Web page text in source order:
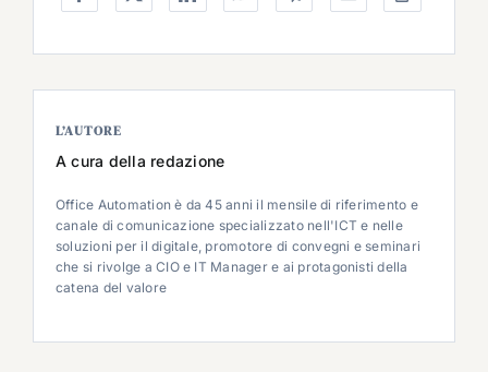
L’AUTORE
A cura della redazione
Office Automation è da 45 anni il mensile di riferimento e
canale di comunicazione specializzato nell'ICT e nelle
soluzioni per il digitale, promotore di convegni e seminari
che si rivolge a CIO e IT Manager e ai protagonisti della
catena del valore